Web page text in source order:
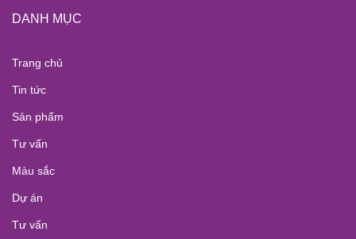
DANH MỤC
Trang chủ
Tin tức
Sản phẩm
Tư vấn
Màu sắc
Dự án
Tư vấn